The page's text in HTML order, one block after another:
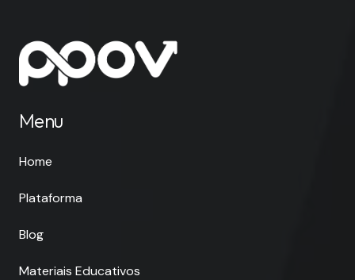
Menu
Home
Plataforma
Blog
Materiais Educativos